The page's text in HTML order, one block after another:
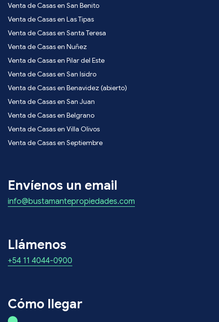
Venta de Casas en San Benito
Venta de Casas en Las Tipas
Venta de Casas en Santa Teresa
Venta de Casas en Nuñez
Venta de Casas en Pilar del Este
Venta de Casas en San Isidro
Venta de Casas en Benavidez (abierto)
Venta de Casas en San Juan
Venta de Casas en Belgrano
Venta de Casas en Villa Olivos
Venta de Casas en Septiembre
Envíenos un email
info@bustamantepropiedades.com
Llámenos
+54 11 4044-0900
Cómo llegar